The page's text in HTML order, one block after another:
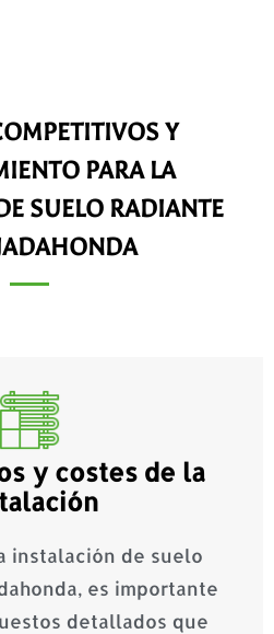
Y
PARA LA
SUELO RADIANTE
y costes de la
instalación de suelo
es importante
detallados que